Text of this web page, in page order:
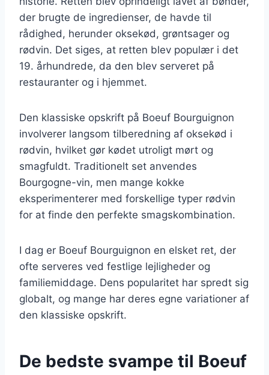
der brugte de ingredienser, de havde til
rådighed, herunder oksekød, grøntsager og
rødvin. Det siges, at retten blev populær i det
19. århundrede, da den blev serveret på
restauranter og i hjemmet.
Den klassiske opskrift på Boeuf Bourguignon
involverer langsom tilberedning af oksekød i
rødvin, hvilket gør kødet utroligt mørt og
smagfuldt. Traditionelt set anvendes
Bourgogne-vin, men mange kokke
eksperimenterer med forskellige typer rødvin
for at finde den perfekte smagskombination.
I dag er Boeuf Bourguignon en elsket ret, der
ofte serveres ved festlige lejligheder og
familiemiddage. Dens popularitet har spredt sig
globalt, og mange har deres egne variationer af
den klassiske opskrift.
De bedste svampe til Boeuf